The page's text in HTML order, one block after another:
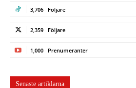
3,706 Följare
2,359 Följare
1,000 Prenumeranter
Senaste artiklarna